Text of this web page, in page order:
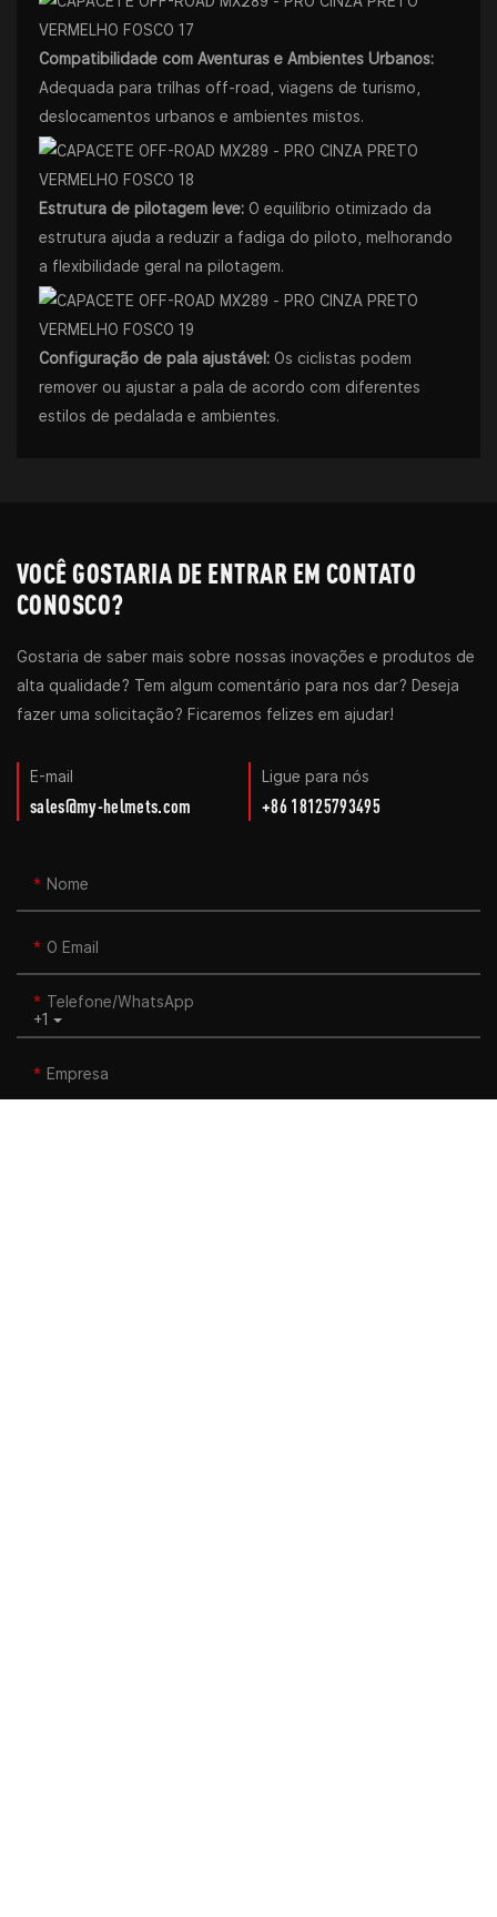
Compatibilidade com Aventuras e Ambientes Urbanos:
Adequada para trilhas off-road, viagens de turismo,
deslocamentos urbanos e ambientes mistos.
Estrutura de pilotagem leve: O equilíbrio otimizado da
estrutura ajuda a reduzir a fadiga do piloto, melhorando
a flexibilidade geral na pilotagem.
Configuração de pala ajustável: Os ciclistas podem
remover ou ajustar a pala de acordo com diferentes
estilos de pedalada e ambientes.
VOCÊ GOSTARIA DE ENTRAR EM CONTATO
CONOSCO?
Gostaria de saber mais sobre nossas inovações e produtos de
alta qualidade? Tem algum comentário para nos dar? Deseja
fazer uma solicitação? Ficaremos felizes em ajudar!
E-mail
sales@my-helmets.com
Ligue para nós
+86 18125793495
Nome
O Email
+1
Telefone/WhatsApp
Empresa